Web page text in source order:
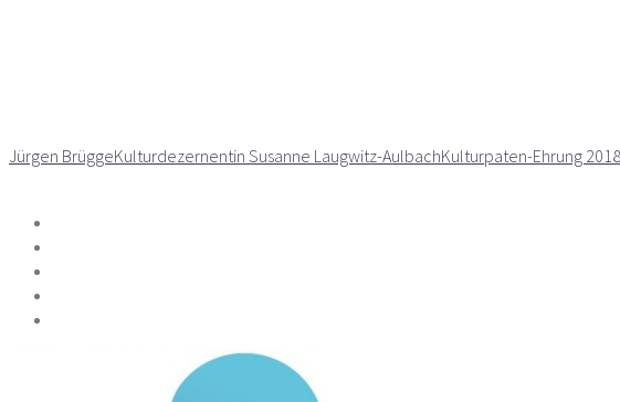
Jürgen BrüggeKulturdezernentin Susanne Laugwitz-AulbachKulturpaten-Ehrung 2018